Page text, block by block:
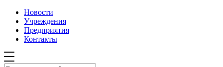
Новости
Учреждения
Предприятия
Контакты